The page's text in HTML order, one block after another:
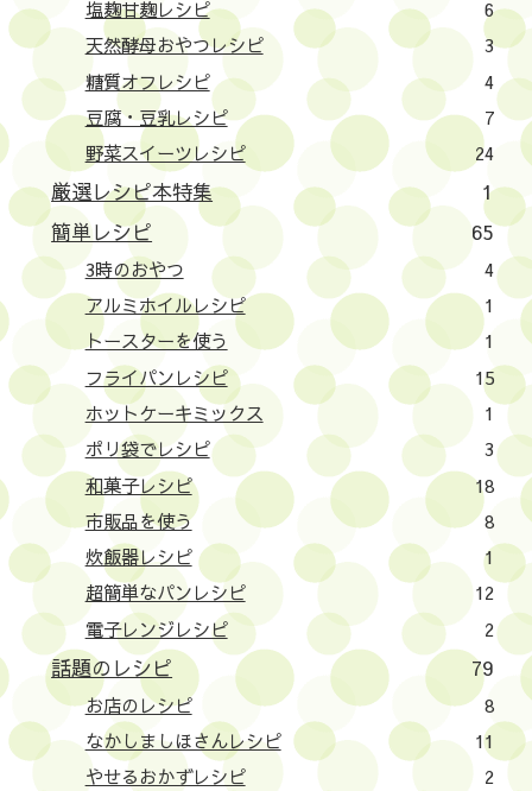
塩麹甘麹レシピ
6
天然酵母おやつレシピ
3
糖質オフレシピ
4
豆腐・豆乳レシピ
7
野菜スイーツレシピ
24
厳選レシピ本特集
1
簡単レシピ
65
3時のおやつ
4
アルミホイルレシピ
1
トースターを使う
1
フライパンレシピ
15
ホットケーキミックス
1
ポリ袋でレシピ
3
和菓子レシピ
18
市販品を使う
8
炊飯器レシピ
1
超簡単なパンレシピ
12
電子レンジレシピ
2
話題のレシピ 79
お店のレシピ
8
なかしましほさんレシピ
11
やせるおかずレシピ
2